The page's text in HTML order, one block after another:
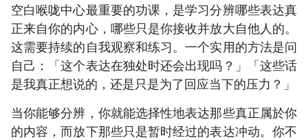
空白喉咙中心最重要的功课，是学习分辨哪些表达真
正来自你的内心，哪些只是你接收并放大自他人的。
这需要持续的自我观察和练习。一个实用的方法是问
自己：「这个表达在独处时还会出现吗？」「这些话
是我真正想说的，还是只是为了回应当下的压力？」
当你能够分辨，你就能选择性地表达那些真正属於你
的内容，而放下那些只是暂时经过的表达冲动。你不